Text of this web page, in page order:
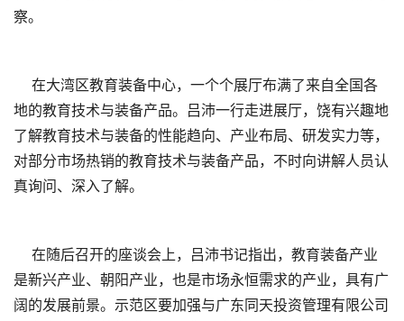
察。
在大湾区教育装备中心，一个个展厅布满了来自全国各
地的教育技术与装备产品。吕沛一行走进展厅，饶有兴趣地
了解教育技术与装备的性能趋向、产业布局、研发实力等，
对部分市场热销的教育技术与装备产品，不时向讲解人员认
真询问、深入了解。
在随后召开的座谈会上，吕沛书记指出，教育装备产业
是新兴产业、朝阳产业，也是市场永恒需求的产业，具有广
阔的发展前景。示范区要加强与广东同天投资管理有限公司